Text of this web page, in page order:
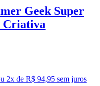
Geek Super
Criativa
2x de R$ 94,95 sem juros